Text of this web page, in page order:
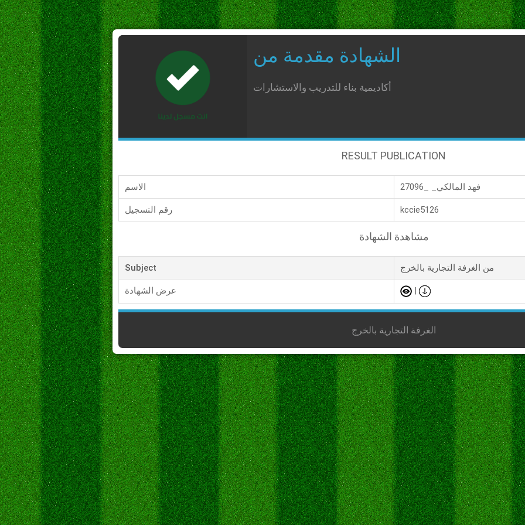
الشهادة مقدمة من
أكاديمية بناء للتدريب والاستشارات
RESULT PUBLICATION
الاسم فهد المالكي_ _27096
رقم التسجيل kccie5126
مشاهدة الشهادة
Subject من الغرفة التجارية بالخرج
عرض الشهادة |
الغرفة التجارية بالخرج